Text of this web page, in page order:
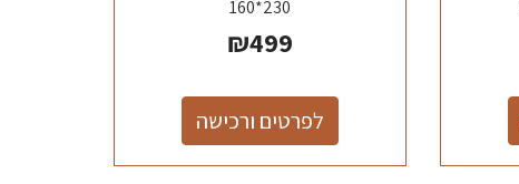
230*160
₪499
לפרטים ורכישה